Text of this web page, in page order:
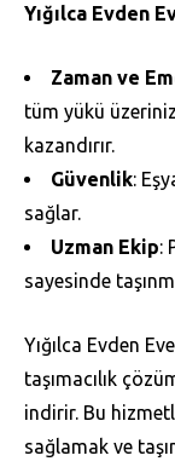
Yığılca Evden
Zaman ve
tüm yükü
kazandırır.
Güvenlik:
sağlar.
Uzman Ekip:
sayesinde
Yığılca Evden
taşımacılık
indirir. Bu
sağlamak ve